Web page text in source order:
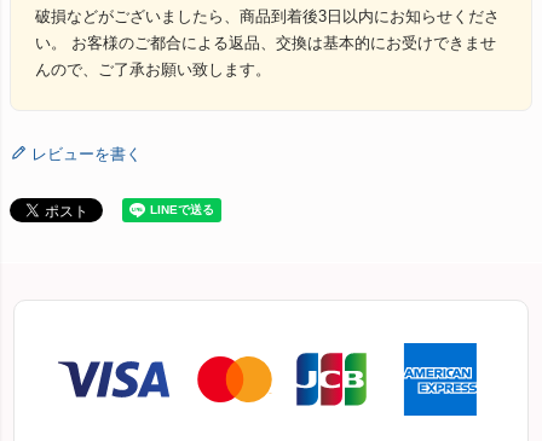
破損などがございましたら、商品到着後3日以内にお知らせくださ
い。 お客様のご都合による返品、交換は基本的にお受けできませ
んので、ご了承お願い致します。
レビューを書く